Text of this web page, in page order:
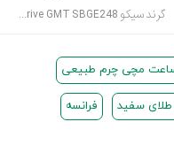
گرند سیکو Spring Drive GMT SBGE248
مچی چرم طبیعی
سفید فرانسه